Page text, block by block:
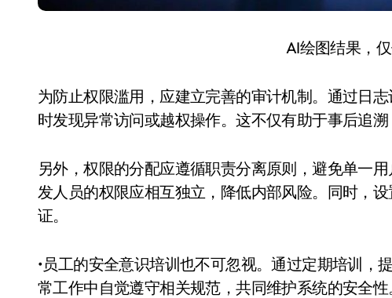
AI绘图结果，
为防止权限滥用，应建立完善的审计机制。通过日
时发现异常访问或越权操作。这不仅有助于事后追溯
另外，权限的分配应遵循职责分离原则，避免单一
发人员的权限应相互独立，降低内部风险。同时，
证。
•员工的安全意识培训也不可忽视。通过定期培训，
常工作中自觉遵守相关规范，共同维护系统的安全性